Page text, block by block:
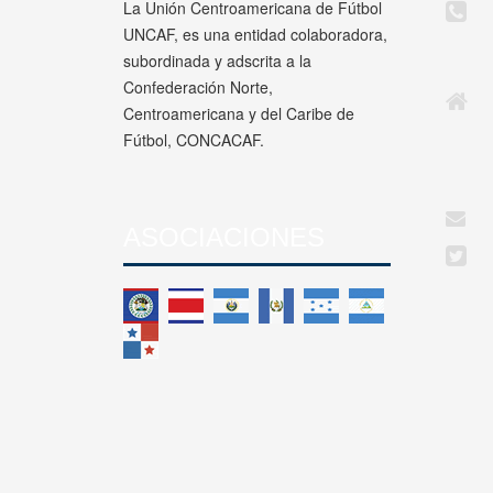
La Unión Centroamericana de Fútbol
UNCAF, es una entidad colaboradora,
subordinada y adscrita a la
Confederación Norte,
Centroamericana y del Caribe de
Fútbol, CONCACAF.